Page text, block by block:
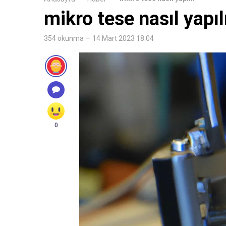
mikro tese nasıl
354 okunma — 14 Mart 2023 18:04
0